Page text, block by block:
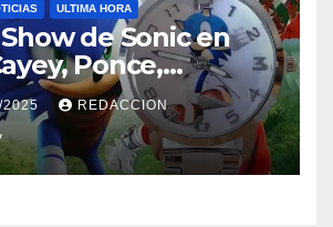
ULTIMA HORA
de Sonic en
Ponce,
y Humacao,
para el que
2025 REDACCION